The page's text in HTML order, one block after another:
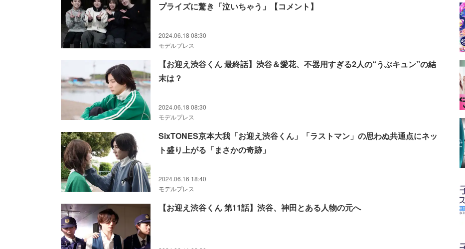
プライズに驚き「泣いちゃう」【コメント】
2024.06.18 08:30
モデルプレス
【お迎え渋谷くん 最終話】渋谷＆愛花、不器用すぎる2人の“うぶキュン”の結
末は？
2024.06.18 08:30
モデルプレス
SixTONES京本大我「お迎え渋谷くん」「ラストマン」の思わぬ共通点にネッ
ト盛り上がる「まさかの奇跡」
2024.06.16 18:40
モデルプレス
【お迎え渋谷くん 第11話】渋谷、神田とある人物の元へ